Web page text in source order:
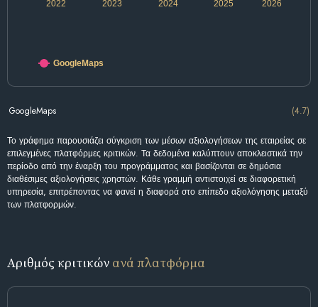
2022 2024 2026
2023 2025
GoogleMaps
GoogleMaps (4.7)
Το γράφημα παρουσιάζει σύγκριση των μέσων αξιολογήσεων της εταιρείας σε
επιλεγμένες πλατφόρμες κριτικών. Τα δεδομένα καλύπτουν αποκλειστικά την
περίοδο από την έναρξη του προγράμματος και βασίζονται σε δημόσια
διαθέσιμες αξιολογήσεις χρηστών. Κάθε γραμμή αντιστοιχεί σε διαφορετική
υπηρεσία, επιτρέποντας να φανεί η διαφορά στο επίπεδο αξιολόγησης μεταξύ
των πλατφορμών.
Αριθμός κριτικών ανά πλατφόρμα